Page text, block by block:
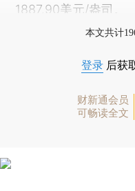
1887.90美元/盎司。
本文共计
登录 后获
财新通会员
可畅读全文